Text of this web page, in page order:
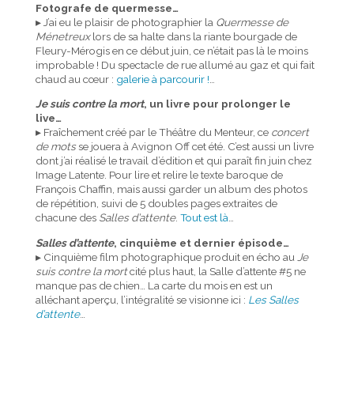
Fotografe de quermesse…
▸ J’ai eu le plaisir de photographier la Quermesse de
Ménetreuxlors de sa halte dans la riante bourgade de
Fleury-Mérogis en ce début juin, ce n’était pas là le moins
improbable ! Du spectacle de rue allumé au gaz et qui fait
chaud au cœur : galerie à parcourir !
Je suis contre la mort, un livre pour prolonger le
live…
▸ Fraîchement créé par le Théâtre du Menteur, ce concert
de motsse jouera à Avignon Off cet été. C’est aussi un livre
dont j’ai réalisé le travail d’édition et qui paraît fin juin chez
Image Latente. Pour lire et relire le texte baroque de
François Chaffin, mais aussi garder un album des photos
de répétition, suivi de 5 doubles pages extraites de
chacune des Salles d’attente. Tout est là
Salles d’attente, cinquième et dernier épisode…
▸ Cinquième film photographique produit en écho au Je
suis contre la mortcité plus haut, la Salle d’attente #5 ne
manque pas de chien… La carte du mois en est un
alléchant aperçu, l’intégralité se visionne ici : Les Salles
d’attente…